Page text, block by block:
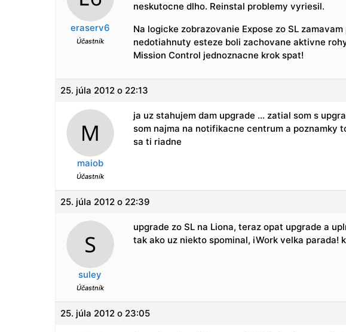
eraserv6
Účastník
neskutocne dlho. Reinstal problemy vyriesil.
Na logicke zobrazovanie Expose zo SL
nedotiahnuty esteze boli zachovane aktivne
Mission Control jednoznacne krok spat!
25. júla 2012 o 22:13
maiob
Účastník
ja uz stahujem dam upgrade … zatial som s
som najma na notifikacne centrum a poznamky
sa ti riadne
25. júla 2012 o 22:39
suley
Účastník
upgrade zo SL na Liona, teraz opat upgrade a
tak ako uz niekto spominal, iWork velka parada!
25. júla 2012 o 23:05